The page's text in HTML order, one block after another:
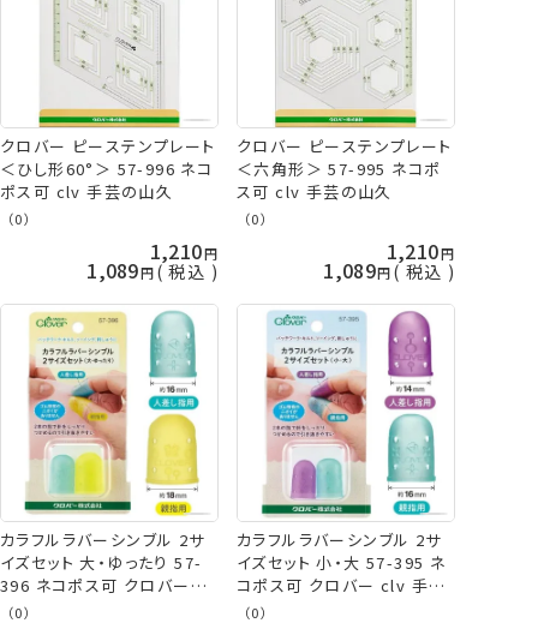
クロバー ピーステンプレート
＜ひし形60°＞ 57-996 ネコ
ポス可 clv 手芸の山久
（0）
1,210
1,089 税込
クロバー ピーステンプレート
＜六角形＞ 57-995 ネコポ
ス可 clv 手芸の山久
（0）
1,210
1,089 税込
カラフルラバーシンブル 2サ
イズセット 大・ゆったり 57-
396 ネコポス可 クロバー
clv 手芸の山久
（0）
カラフルラバーシンブル 2サ
イズセット 小・大 57-395 ネ
コポス可 クロバー clv 手芸
の山久
（0）